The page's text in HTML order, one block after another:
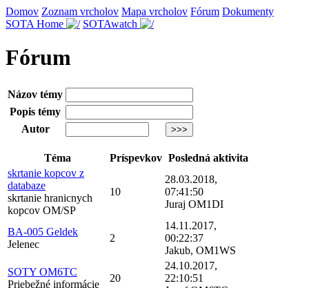
Domov Zoznam vrcholov Mapa vrcholov Fórum Dokumenty
SOTA Home
SOTAwatch
Fórum
Názov témy
Popis témy
Autor
Téma Príspevkov Posledná aktivita
skrtanie kopcov z
databaze
skrtanie hranicnych
kopcov OM/SP
10
28.03.2018,
07:41:50
Juraj OM1DI
BA-005 Geldek
Jelenec
2
14.11.2017,
00:22:37
Jakub, OM1WS
SOTY OM6TC
Priebežné informácie
20
24.10.2017,
22:10:51